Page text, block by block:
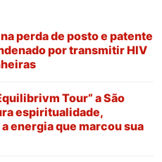
perda de posto e patente
por transmitir HIV
Tour” a São
espiritualidade,
energia que marcou sua